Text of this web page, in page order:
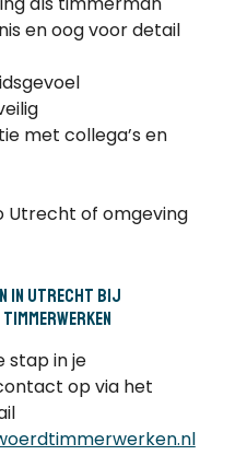
en oog voor detail
met collega’s en
Utrecht of omgeving
in Utrecht bij
stap in je
op via het